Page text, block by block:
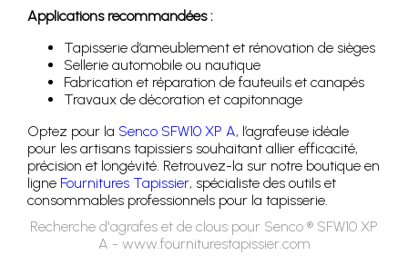
Applications recommandées :
Tapisserie d’ameublement et rénovation de sièges
Sellerie automobile ou nautique
Fabrication et réparation de fauteuils et canapés
Travaux de décoration et capitonnage
Optez pour la Senco SFW10 XP A, l’agrafeuse idéale
pour les artisans tapissiers souhaitant allier efficacité,
précision et longévité. Retrouvez-la sur notre boutique en
ligne Fournitures Tapissier, spécialiste des outils et
consommables professionnels pour la tapisserie.
Recherche d'agrafes et de clous pour Senco ® SFW10 XP
A - www.fourniturestapissier.com